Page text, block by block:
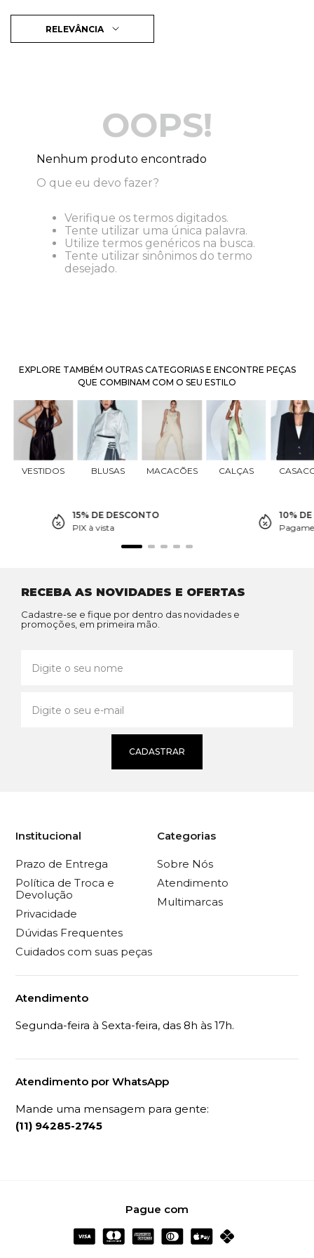
RELEVÂNCIA
OOPS!
Nenhum produto encontrado
O que eu devo fazer?
Verifique os termos digitados.
Tente utilizar uma única palavra.
Utilize termos genéricos na busca.
Tente utilizar sinônimos do termo
desejado.
EXPLORE TAMBÉM OUTRAS CATEGORIAS E ENCONTRE PEÇAS
QUE COMBINAM COM O SEU ESTILO
VESTIDOS BLUSAS MACACÕES CALÇAS
15% DE DESCONTO
PIX à vista
10%
RECEBA AS NOVIDADES E OFERTAS
Cadastre-se e fique por dentro das novidades e
promoções, em primeira mão.
CADASTRAR
Institucional
Prazo de Entrega
Política de Troca e
Devolução
Privacidade
Dúvidas Frequentes
Cuidados com suas peças
Categorias
Sobre Nós
Atendimento
Multimarcas
Atendimento
Segunda-feira à Sexta-feira, das 8h às 17h.
Atendimento por WhatsApp
Mande uma mensagem para gente:
(11) 94285-2745
Pague com